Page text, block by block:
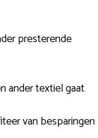
presterende
ander textiel gaat
van besparingen